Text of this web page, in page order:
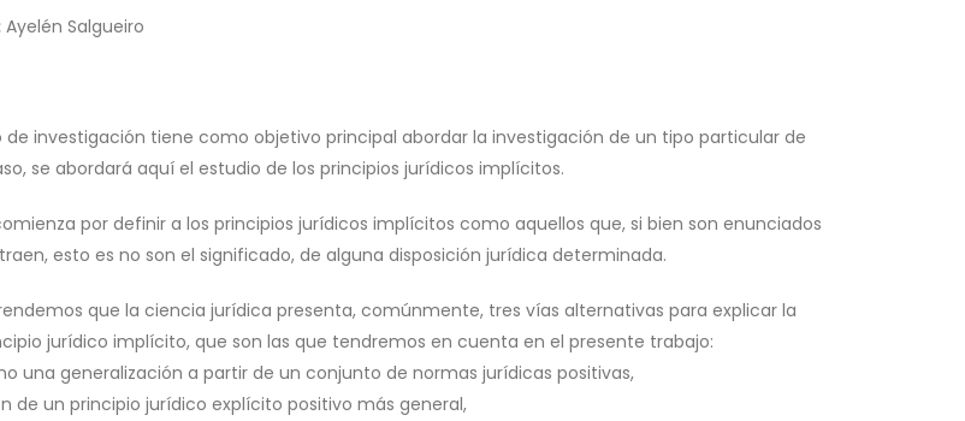
Ayelén Salgueiro
de investigación tiene como objetivo principal abordar la investigación de un tipo particular de
se abordará aquí el estudio de los principios jurídicos implícitos.
por definir a los principios jurídicos implícitos como aquellos que, si bien son enunciados
esto es no son el significado, de alguna disposición jurídica determinada.
que la ciencia jurídica presenta, comúnmente, tres vías alternativas para explicar la
jurídico implícito, que son las que tendremos en cuenta en el presente trabajo:
una generalización a partir de un conjunto de normas jurídicas positivas,
de un principio jurídico explícito positivo más general,